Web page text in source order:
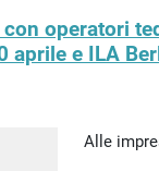
operatori
aprile e ILA
Alle